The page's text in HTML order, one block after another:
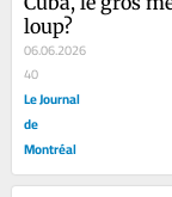
loup?
06.06.2026
40
Le Journal
de
Montréal